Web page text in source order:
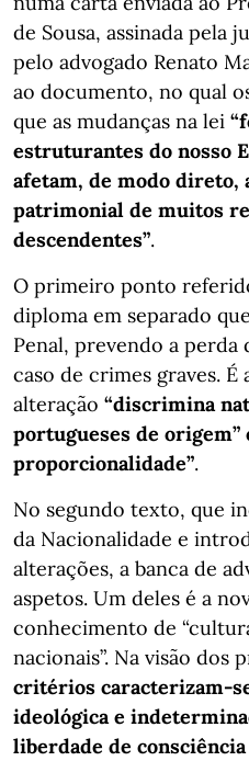
de Sousa, assinada pela
pelo advogado Renato
ao documento, no qual
que as mudanças na lei
estruturantes do nosso
afetam, de modo direto,
patrimonial de muitos
descendentes”.
O primeiro ponto
diploma em separado
Penal, prevendo a perda
caso de crimes graves. É
alteração “discrimina
portugueses de
proporcionalidade”.
No segundo texto, que
da Nacionalidade e
alterações, a banca de
aspetos. Um deles é a
conhecimento de
nacionais”. Na visão dos
critérios caracterizam-
ideológica e
liberdade de